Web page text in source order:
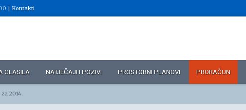
| Kontakti
GLASILA NATJEČAJI I POZIVI PROSTORNI PLANOVI PRORAČUN
2014.